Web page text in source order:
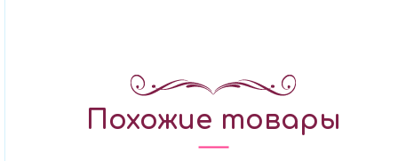
Похожие товары